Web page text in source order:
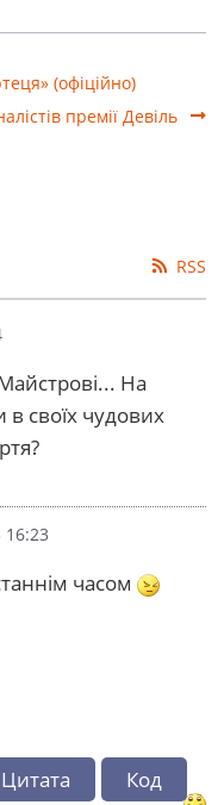
(офіційно)
премії Девіль
RSS
На
в своїх чудових
16:23
часом
Цитата Код